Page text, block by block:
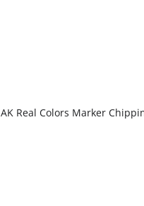
AK Real Colors Marker